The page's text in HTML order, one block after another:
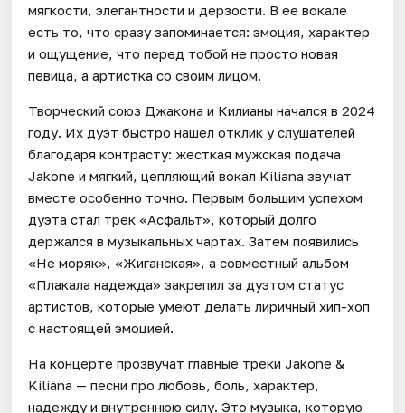
мягкости, элегантности и дерзости. В ее вокале
есть то, что сразу запоминается: эмоция, характер
и ощущение, что перед тобой не просто новая
певица, а артистка со своим лицом.
Творческий союз Джакона и Килианы начался в 2024
году. Их дуэт быстро нашел отклик у слушателей
благодаря контрасту: жесткая мужская подача
Jakone и мягкий, цепляющий вокал Kiliana звучат
вместе особенно точно. Первым большим успехом
дуэта стал трек «Асфальт», который долго
держался в музыкальных чартах. Затем появились
«Не моряк», «Жиганская», а совместный альбом
«Плакала надежда» закрепил за дуэтом статус
артистов, которые умеют делать лиричный хип-хоп
с настоящей эмоцией.
На концерте прозвучат главные треки Jakone &
Kiliana — песни про любовь, боль, характер,
надежду и внутреннюю силу. Это музыка, которую